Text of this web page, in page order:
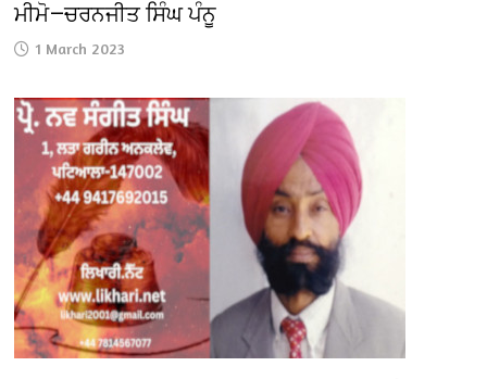
ਮੀਮੋ—ਚਰਨਜੀਤ ਸਿੰਘ ਪੰਨੂ
1 March 2023